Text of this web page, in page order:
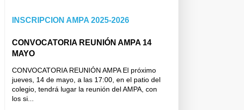
INSCRIPCION AMPA 2025-2026
CONVOCATORIA REUNIÓN AMPA 14
MAYO
CONVOCATORIA REUNIÓN AMPA El próximo
jueves, 14 de mayo, a las 17:00, en el patio del
colegio, tendrá lugar la reunión del AMPA, con
los si...